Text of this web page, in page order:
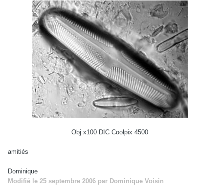
Obj x100 DIC Coolpix 4500
amitiés
Dominique
Modifié le 25 septembre 2006 par Dominique Voisin